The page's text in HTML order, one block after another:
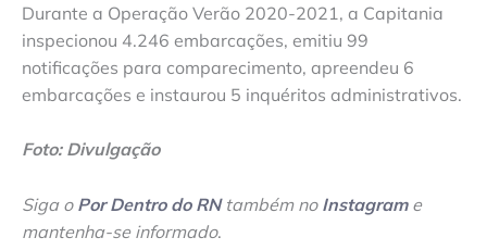
Durante a Operação Verão 2020-2021, a Capitania
inspecionou 4.246 embarcações, emitiu 99
notificações para comparecimento, apreendeu 6
embarcações e instaurou 5 inquéritos administrativos.
Foto: Divulgação
Siga o Por Dentro do RNtambém no Instagrame
mantenha-se informado.